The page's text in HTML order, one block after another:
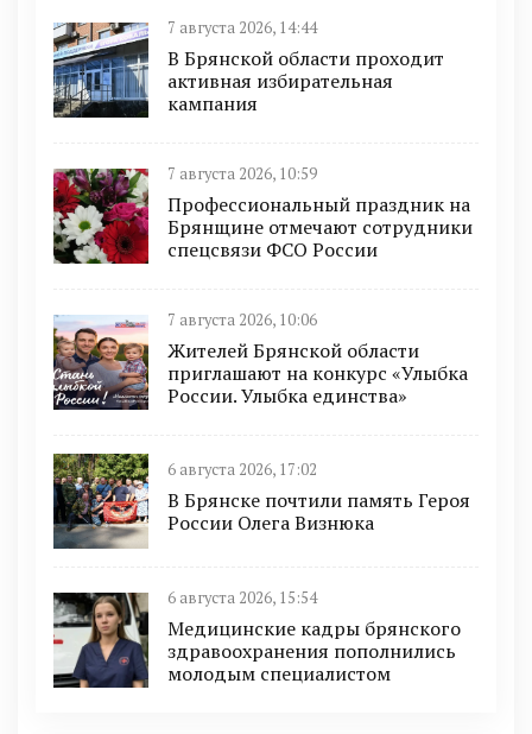
7 августа 2026, 14:44
В Брянской области проходит
активная избирательная
кампания
7 августа 2026, 10:59
Профессиональный праздник на
Брянщине отмечают сотрудники
спецсвязи ФСО России
7 августа 2026, 10:06
Жителей Брянской области
приглашают на конкурс «Улыбка
России. Улыбка единства»
6 августа 2026, 17:02
В Брянске почтили память Героя
России Олега Визнюка
6 августа 2026, 15:54
Медицинские кадры брянского
здравоохранения пополнились
молодым специалистом